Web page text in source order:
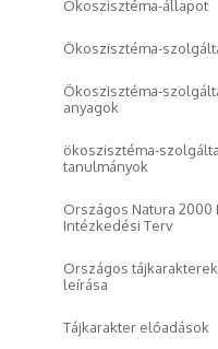
Ökoszisztéma-állapot
Ökoszisztéma-
Ökoszisztéma-
anyagok
ökoszisztéma-
tanulmányok
Országos Natura 2000
Intézkedési Terv
Országos
leírása
Tájkarakter előadások